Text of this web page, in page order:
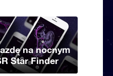
na nocnym
Star Finder